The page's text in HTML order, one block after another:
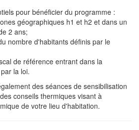
pour bénéficier du programme :
géographiques h1 et h2 et dans un
2 ans;
nombre d'habitants définis par le
de référence entrant dans la
la loi.
des séances de sensibilisation
conseils thermiques visant à
de votre lieu d'habitation.